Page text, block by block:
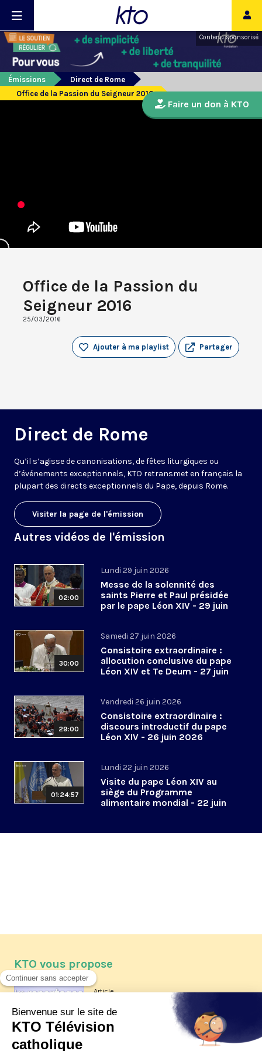
Contenu sponsorisé
Émissions
Direct de Rome
Office de la Passion du Seigneur 2016
Office de la Passion du
Seigneur 2016
25/03/2016
Partager
Ajouter à ma playlist
Direct de Rome
Qu’il s’agisse de canonisations, de fêtes liturgiques ou
d’événements exceptionnels, KTO retransmet en français la
plupart des directs exceptionnels du Pape, depuis Rome.
Visiter la page de l'émission
Autres vidéos de l'émission
02:00
Lundi 29 juin 2026
Messe de la solennité des
saints Pierre et Paul présidée
par le pape Léon XIV - 29 juin
30:00
Samedi 27 juin 2026
Consistoire extraordinaire :
allocution conclusive du pape
Léon XIV et Te Deum - 27 juin
29:00
Vendredi 26 juin 2026
Consistoire extraordinaire :
discours introductif du pape
Léon XIV - 26 juin 2026
01:24:57
Lundi 22 juin 2026
Visite du pape Léon XIV au
siège du Programme
alimentaire mondial - 22 juin
Faire un don à KTO
KTO vous propose
Article
Les reportages d'été 2026 de KTO